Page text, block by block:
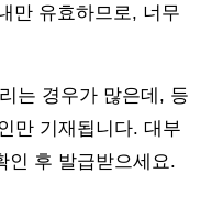
만 유효하므로, 너무
는 경우가 많은데, 등
만 기재됩니다. 대부
인 후 발급받으세요.